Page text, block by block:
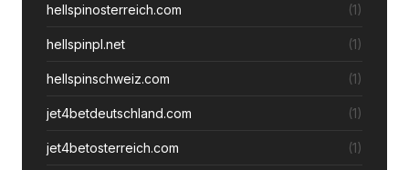
hellspinosterreich.com (1)
hellspinpl.net (1)
hellspinschweiz.com (1)
jet4betdeutschland.com (1)
jet4betosterreich.com (1)